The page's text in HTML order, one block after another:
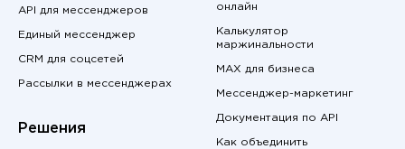
API для мессенджеров
Единый мессенджер
CRM для соцсетей
Рассылки в мессенджерах
Решения
онлайн
Калькулятор
маржинальности
MAX для бизнеса
Мессенджер-маркетинг
Документация по API
Как объединить